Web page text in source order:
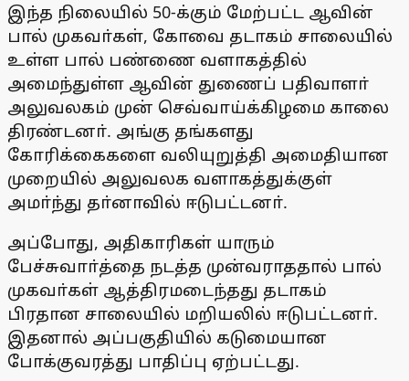
இந்த நிலையில் 50-க்கும் மேற்பட்ட ஆவின்
பால் முகவா்கள், கோவை தடாகம் சாலையில்
உள்ள பால் பண்ணை வளாகத்தில்
அமைந்துள்ள ஆவின் துணைப் பதிவாளா்
அலுவலகம் முன் செவ்வாய்க்கிழமை காலை
திரண்டனா். அங்கு தங்களது
கோரிக்கைகளை வலியுறுத்தி அமைதியான
முறையில் அலுவலக வளாகத்துக்குள்
அமா்ந்து தா்னாவில் ஈடுபட்டனா்.
அப்போது, அதிகாரிகள் யாரும்
பேச்சுவாா்த்தை நடத்த முன்வராததால் பால்
முகவா்கள் ஆத்திரமடைந்தது தடாகம்
பிரதான சாலையில் மறியலில் ஈடுபட்டனா்.
இதனால் அப்பகுதியில் கடுமையான
போக்குவரத்து பாதிப்பு ஏற்பட்டது.